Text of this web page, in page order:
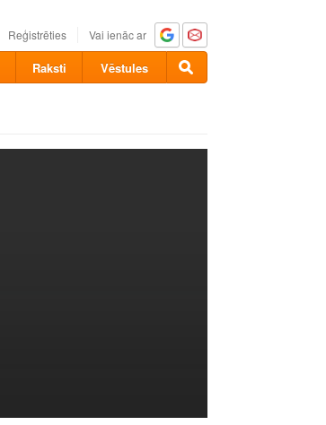
Reģistrēties Vai ienāc ar
Raksti Vēstules